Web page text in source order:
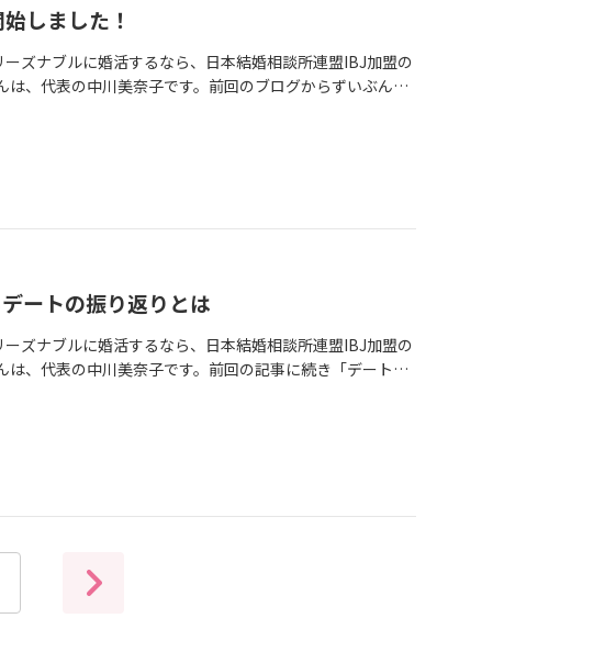
しました！
ズナブルに婚活するなら、日本結婚相談所連盟IBJ加盟の
、代表の中川美奈子です。前回のブログからずいぶん間
では30代の女性会員様、健康的で溌溂とされたチャーミ
こんな先生がいる学校っていいな～～ぁ！と思わずには
した♪今後もしっかりサポートしながら、ご成婚までめ
た。 ■お花と婚活サロン■フルール・ミーナジュエ htt
婚退会時には心をこめたお祝いのプレゼントと、特別
ートの振り返りとは
ズナブルに婚活するなら、日本結婚相談所連盟IBJ加盟の
、代表の中川美奈子です。前回の記事に続き「デートの
トの振り返りをするのかわかりますか？デートが終わっ
自分の気持ちを整理する為、また担当カウンセラーに報
デートの様子はしっかり伝えてください。「恥ずかしい
人柄、印象に残ったことを整理してきちんと振り返り報